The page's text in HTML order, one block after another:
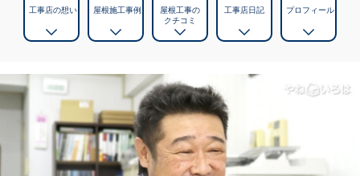
工事店の想い 屋根施工事例
屋根工事の
クチコミ
工事店日記 プロフィール